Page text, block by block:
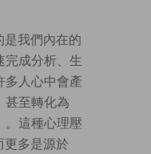
是我們內在的
完成分析、生
多人心中會產
甚至轉化為
。這種心理壓
更多是源於